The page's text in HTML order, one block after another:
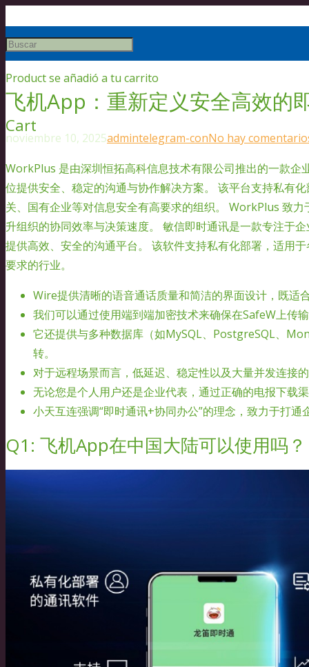
Productse añadió a tu carrito
Cart
飞机App：重新定义安全高效的
noviembre 10, 2025admintelegram-conNo hay
WorkPlus 是由深圳恒拓高科信息技术有限公司推出的一款
位提供安全、稳定的沟通与协作解决方案。 该平台支持私有
关、国有企业等对信息安全有高要求的组织。 WorkPlus 致
升组织的协同效率与决策速度。 敏信即时通讯是一款专注于
提供高效、安全的沟通平台。 该软件支持私有化部署，适用
要求的行业。
Wire提供清晰的语音通话质量和简洁的界面设计，既适
我们可以通过使用端到端加密技术来确保在SafeW上传
它还提供与多种数据库（如MySQL、PostgreSQL、
转。
对于远程场景而言，低延迟、稳定性以及大量并发连接
无论您是个人用户还是企业代表，通过正确的电报下载
小天互连强调“即时通讯+协同办公”的理念，致力于打
Q1: 飞机App在中国大陆可以使用吗？